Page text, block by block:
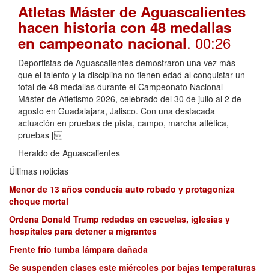
Atletas Máster de Aguascalientes
hacen historia con 48 medallas
en campeonato nacional. 00:26
Deportistas de Aguascalientes demostraron una vez más
que el talento y la disciplina no tienen edad al conquistar un
total de 48 medallas durante el Campeonato Nacional
Máster de Atletismo 2026, celebrado del 30 de julio al 2 de
agosto en Guadalajara, Jalisco. Con una destacada
actuación en pruebas de pista, campo, marcha atlética,
pruebas [
Heraldo de Aguascalientes
Últimas noticias
Menor de 13 años conducía auto robado y protagoniza
choque mortal
Ordena Donald Trump redadas en escuelas, iglesias y
hospitales para detener a migrantes
Frente frío tumba lámpara dañada
Se suspenden clases este miércoles por bajas temperaturas